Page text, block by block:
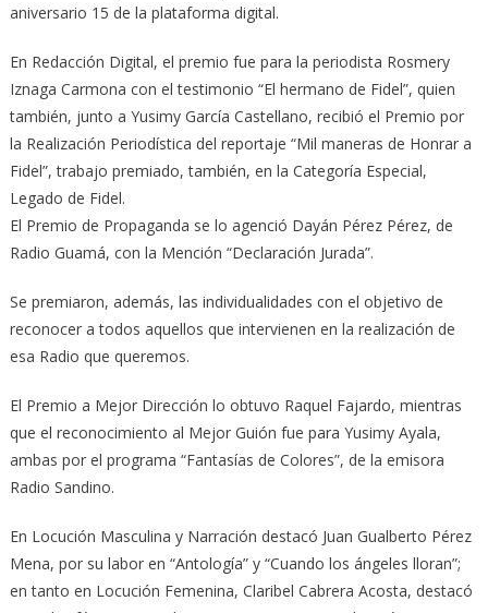
aniversario 15 de la plataforma digital.
En Redacción Digital, el premio fue para la periodista Rosmery
Iznaga Carmona con el testimonio “El hermano de Fidel”, quien
también, junto a Yusimy García Castellano, recibió el Premio por
la Realización Periodística del reportaje “Mil maneras de Honrar a
Fidel”, trabajo premiado, también, en la Categoría Especial,
Legado de Fidel.
El Premio de Propaganda se lo agenció Dayán Pérez Pérez, de
Radio Guamá, con la Mención “Declaración Jurada”.
Se premiaron, además, las individualidades con el objetivo de
reconocer a todos aquellos que intervienen en la realización de
esa Radio que queremos.
El Premio a Mejor Dirección lo obtuvo Raquel Fajardo, mientras
que el reconocimiento al Mejor Guión fue para Yusimy Ayala,
ambas por el programa “Fantasías de Colores”, de la emisora
Radio Sandino.
En Locución Masculina y Narración destacó Juan Gualberto Pérez
Mena, por su labor en “Antología” y “Cuando los ángeles lloran”;
en tanto en Locución Femenina, Claribel Cabrera Acosta, destacó